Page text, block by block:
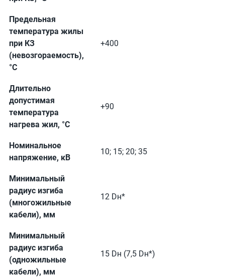
Предельная
температура жилы
при КЗ
(невозгораемость),
°С
+400
Длительно
допустимая
температура
нагрева жил, °С
+90
Номинальное
напряжение, кВ
10; 15; 20; 35
Минимальный
радиус изгиба
(многожильные
кабели), мм
12 Dн*
Минимальный
радиус изгиба
(одножильные
кабели), мм
15 Dн (7,5 Dн*)